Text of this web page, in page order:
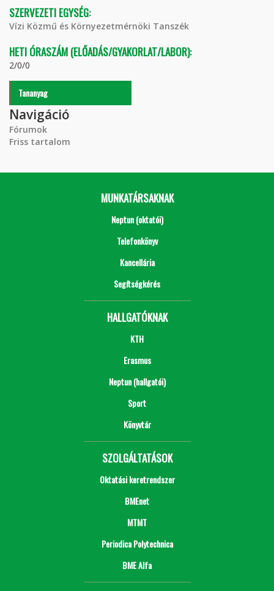
SZERVEZETI EGYSÉG:
Vízi Közmű és Környezetmérnöki Tanszék
HETI ÓRASZÁM (ELŐADÁS/GYAKORLAT/LABOR):
2/0/0
Tananyag
Navigáció
Fórumok
Friss tartalom
MUNKATÁRSAKNAK
Neptun (oktatói)
Telefonkönyv
Kancellária
Segítségkérés
HALLGATÓKNAK
KTH
Erasmus
Neptun (hallgatói)
Sport
Könyvtár
SZOLGÁLTATÁSOK
Oktatási keretrendszer
BMEnet
MTMT
Periodica Polytechnica
BME Alfa